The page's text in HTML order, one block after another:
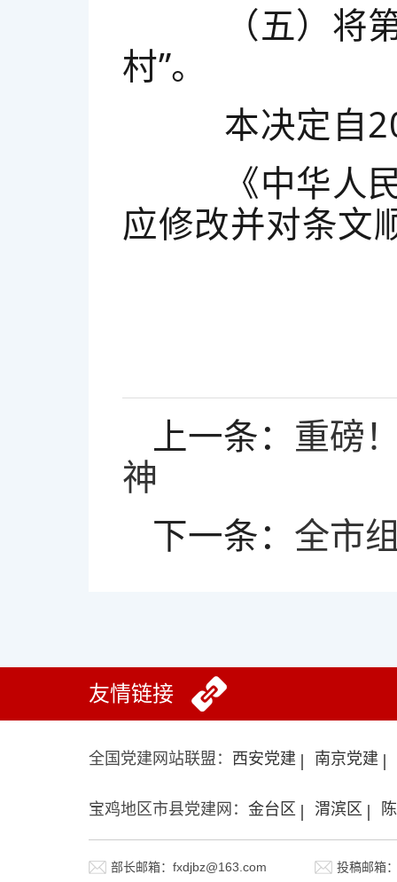
（五）将第
村”。
本决定自
《中华人民
应修改并对条文
上一条： 重磅
神
下一条： 全市
友情链接
全国党建网站联盟： 西安党建 南京党建
宝鸡地区市县党建网： 金台区 渭滨区
部长邮箱：fxdjbz@163.com 投稿邮箱